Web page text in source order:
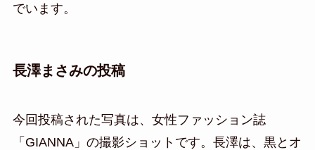
でいます。
長澤まさみの投稿
今回投稿された写真は、女性ファッション誌
「GIANNA」の撮影ショットです。長澤は、黒とオ